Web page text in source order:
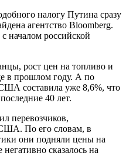
налогу Путина сразу
агентство Bloomberg.
началом российской
рост цен на топливо и
в прошлом году. А по
составила уже 8,6%, что
40 лет.
перевозчиков,
По его словам, в
они подняли цены на
сказалось на